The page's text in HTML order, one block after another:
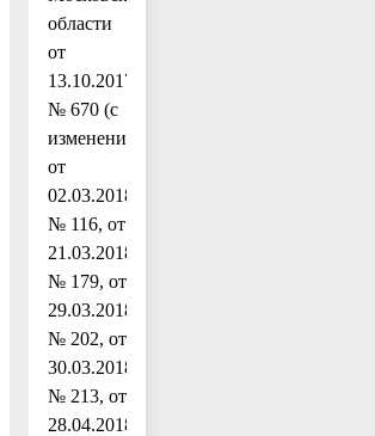
области
от
13.10.2017
№ 670 (с
изменениями
от
02.03.2018
№ 116, от
21.03.2018
№ 179, от
29.03.2018
№ 202, от
30.03.2018
№ 213, от
28.04.2018